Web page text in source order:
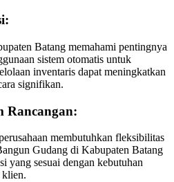
Batang memahami pentingnya
sistem otomatis untuk
inventaris dapat meningkatkan
signifikan.
Rancangan:
membutuhkan fleksibilitas
Gudang di Kabupaten Batang
yang sesuai dengan kebutuhan
klien.